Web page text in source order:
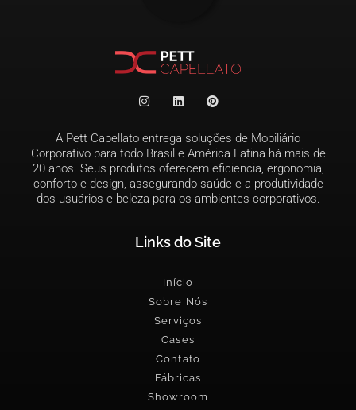
A Pett Capellato entrega soluções de Mobiliário
Corporativo para todo Brasil e América Latina há mais de
20 anos. Seus produtos oferecem eficiencia, ergonomia,
conforto e design, assegurando saúde e a produtividade
dos usuários e beleza para os ambientes corporativos.
Links do Site
Início
Sobre Nós
Serviços
Cases
Contato
Fábricas
Showroom